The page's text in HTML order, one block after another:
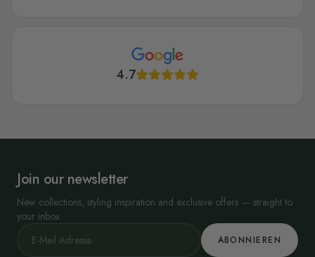
4.7
Join our newsletter
New collections, styling inspiration and exclusive offers — straight to
your inbox.
ABONNIEREN